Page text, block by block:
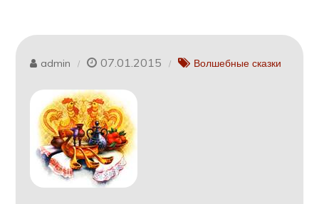
admin 07.01.2015 Волшебные сказки